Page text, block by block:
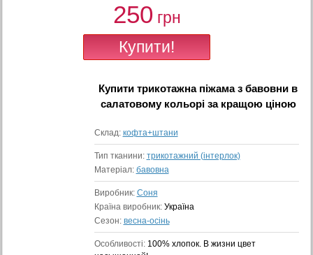
250 грн
Купититрикотажна піжама з бавовни в
салатовому кольоріза кращою ціною
Склад: кофта+штани
Тип тканини: трикотажний (інтерлок)
Матеріал: бавовна
Виробник: Соня
Країна виробник: Україна
Сезон: весна-осінь
Особливості: 100% хлопок. В жизни цвет